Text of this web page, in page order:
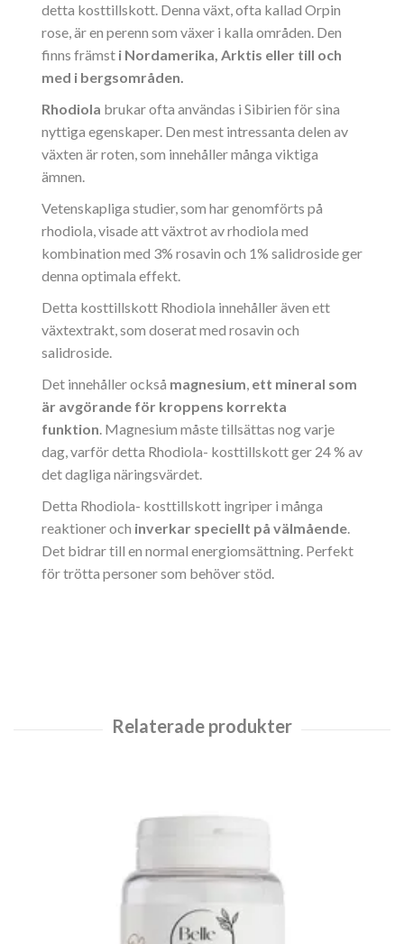
detta kosttillskott. Denna växt, ofta kallad Orpin
rose, är en perenn som växer i kalla områden. Den
finns främst i Nordamerika, Arktis eller till och
med i bergsområden.
Rhodiola brukar ofta användas i Sibirien för sina
nyttiga egenskaper. Den mest intressanta delen av
växten är roten, som innehåller många viktiga
ämnen.
Vetenskapliga studier, som har genomförts på
rhodiola, visade att växtrot av rhodiola med
kombination med 3% rosavin och 1% salidroside ger
denna optimala effekt.
Detta kosttillskott Rhodiola innehåller även ett
växtextrakt, som doserat med rosavin och
salidroside.
Det innehåller också magnesium, ett mineral som
är avgörande för kroppens korrekta
funktion. Magnesium måste tillsättas nog varje
dag, varför detta Rhodiola- kosttillskott ger 24 % av
det dagliga näringsvärdet.
Detta Rhodiola- kosttillskott ingriper i många
reaktioner och inverkar speciellt på välmående.
Det bidrar till en normal energiomsättning. Perfekt
för trötta personer som behöver stöd.